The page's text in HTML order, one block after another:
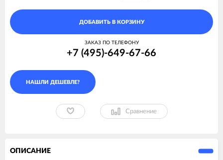
ДОБАВИТЬ В КОРЗИНУ
ЗАКАЗ ПО ТЕЛЕФОНУ
+7 (495)-649-67-66
Сравнение
ОПИСАНИЕ